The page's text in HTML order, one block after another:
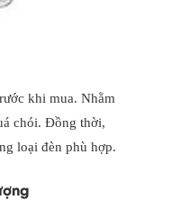
khi mua. Nhằm
chói. Đồng thời,
loại đèn phù hợp.